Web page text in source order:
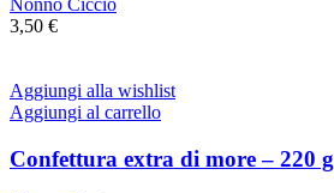
3,50 €
Aggiungi alla wishlist
Aggiungi al carrello
Confettura extra di more – 220 g